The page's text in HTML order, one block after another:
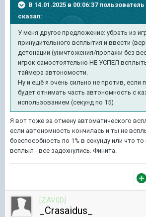
В 14.01.2025 в 00:06:37 пользователь
сказал:
У меня другое предложение: убрать из
принудительного всплытия и ввести
детонации (уничтожения/пропажи без
игрок самостоятельно НЕ УСПЕЛ
таймера автономости.
Ну и ещё я очень сильно не против, если
будет отнимать часть автономность с
использованием (секунд по 15)
Я вот тоже за отмену автоматического
если автономность кончилась и ты не
боеспособность по 1% в секунду или что
всплыл - все задохнулись. Финита.
[ZAV0D]
_Crasaidus_